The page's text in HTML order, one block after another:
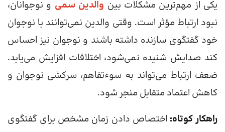
یکی از مهم‌ترین مشکلات بین والدین سمی و نوجوانان،
نبود ارتباط مؤثر است. وقتی والدین نمی‌توانند با نوجوان
خود گفتگوی سازنده داشته باشند و نوجوان نیز احساس
کند صدایش شنیده نمی‌شود، اختلافات افزایش می‌یابد.
ضعف ارتباط می‌تواند به سوءتفاهم، سرکشی نوجوان و
کاهش اعتماد متقابل منجر شود.
راهکار کوتاه: اختصاص دادن زمان مشخص برای گفتگوی